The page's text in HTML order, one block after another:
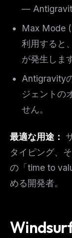
—
Max Mode
利用すると
が発生しま
Antigravity
ジェントの
せん。
最適な用途：
タイピング、
の「time to
める開発者。